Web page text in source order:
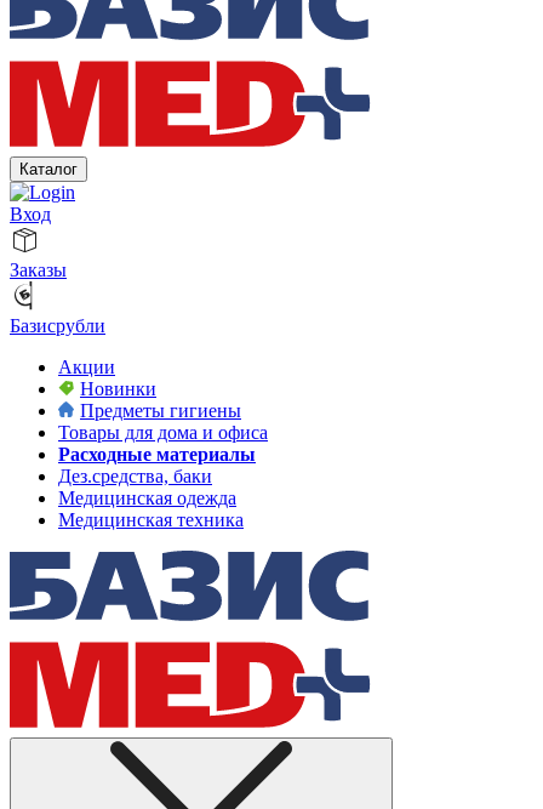
Каталог
Вход
Заказы
Базисрубли
Акции
Новинки
Предметы гигиены
Товары для дома и офиса
Расходные материалы
Дез.средства, баки
Медицинская одежда
Медицинская техника